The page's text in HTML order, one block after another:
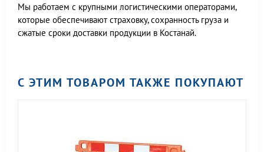
Мы работаем c крупными логистическими операторами,
которые обеспечивают страховку, сохранность груза и
сжатые сроки доставки продукции в Костанай.
С ЭТИМ ТОВАРОМ ТАКЖЕ ПОКУПАЮТ